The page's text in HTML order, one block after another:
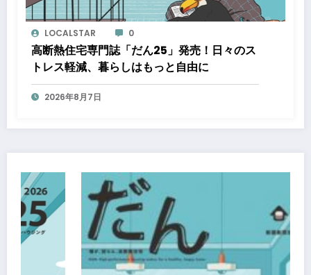
LOCALSTAR 0
高断熱住宅専門誌「だん25」発売！日々のス
トレス軽減、暮らしはもっと自由に
2026年8月7日